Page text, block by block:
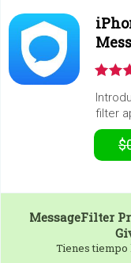
filter
MessageFilter
Tienes tiempo